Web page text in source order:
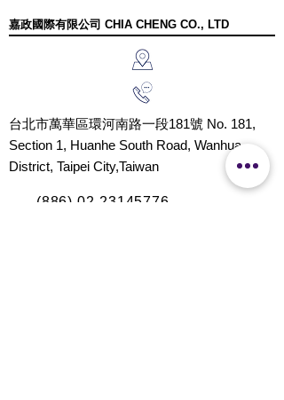
嘉政國際有限公司 CHIA CHENG CO., LTD
台北市萬華區環河南路一段181號 No. 181,
Section 1, Huanhe South Road, Wanhua
District, Taipei City,Taiwan
(886) 02-23145776